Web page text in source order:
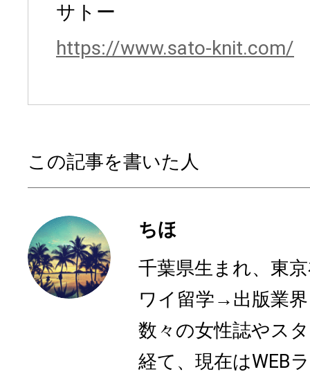
サトー
https://www.sato-knit.com/
この記事を書いた人
ちほ
千葉県生まれ、東
ワイ留学→出版業
数々の女性誌やス
経て、現在はWEB